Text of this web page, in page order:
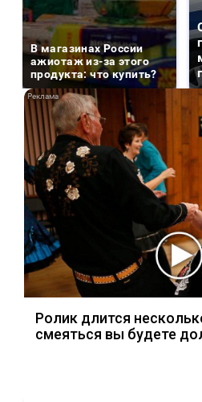
В магазинах России
ажиотаж из-за этого
продукта: что купить?
Ролик длится
смеяться вы будете